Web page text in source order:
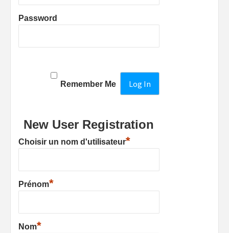
Password
Remember Me
New User Registration
Choisir un nom d'utilisateur*
Prénom*
Nom*